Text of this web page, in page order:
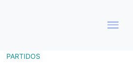
PARTIDOS